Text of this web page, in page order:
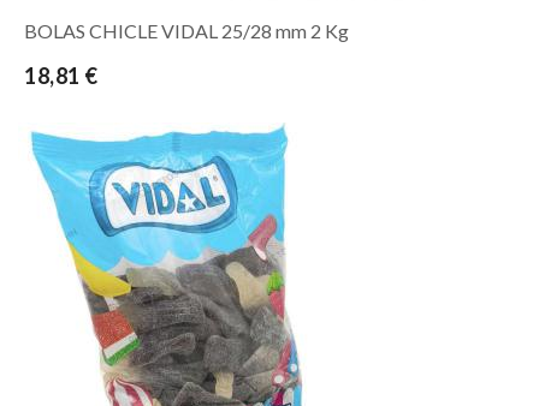
BOLAS CHICLE VIDAL 25/28 mm 2 Kg
18,81 €